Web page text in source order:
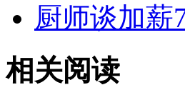
厨师谈加薪
相关阅读